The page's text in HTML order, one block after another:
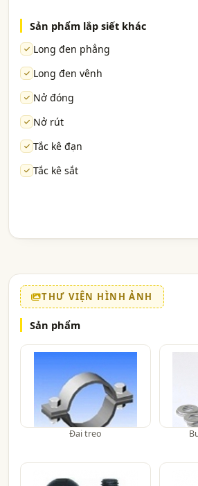
Sản phẩm lắp siết khác
Long đen phẳng
Long đen vênh
Nở đóng
Nở rút
Tắc kê đạn
Tắc kê sắt
THƯ VIỆN HÌNH ẢNH
Sản phẩm
Đai treo